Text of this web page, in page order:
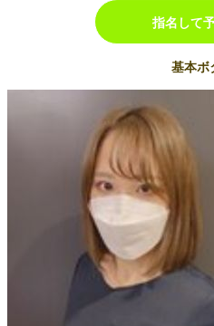
指名して
基本ボ